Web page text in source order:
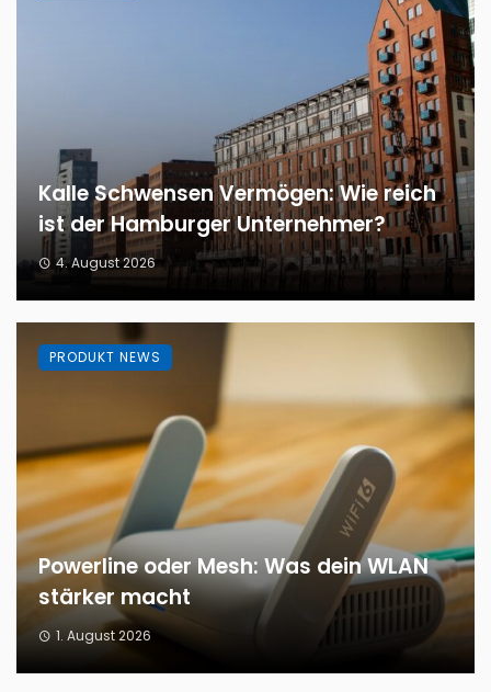
Kalle Schwensen Vermögen: Wie reich
ist der Hamburger Unternehmer?
4. August 2026
Powerline oder Mesh: Was dein WLAN
stärker macht
1. August 2026
PRODUKT NEWS